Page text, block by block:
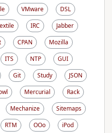
VMware
DSL
IRC
Jabber
CPAN
Mozilla
ITS NTP
GUI
Git Study
JSON
Mercurial
Rack
Mechanize
Sitemaps
RTM OOo
iPod